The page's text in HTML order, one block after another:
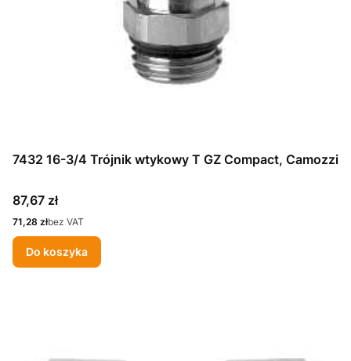
7432 16-3/4 Trójnik wtykowy T GZ Compact, Camozzi
Cena
87,67 zł
Cena
71,28 złbez VAT
Do koszyka